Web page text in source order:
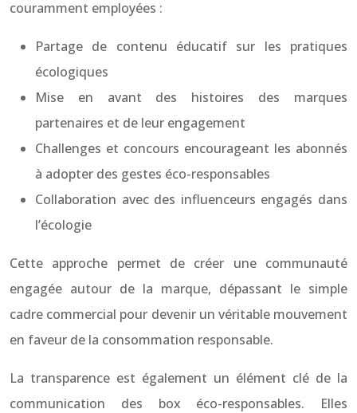
couramment employées :
Partage de contenu éducatif sur les pratiques
écologiques
Mise en avant des histoires des marques
partenaires et de leur engagement
Challenges et concours encourageant les abonnés
à adopter des gestes éco-responsables
Collaboration avec des influenceurs engagés dans
l’écologie
Cette approche permet de créer une communauté
engagée autour de la marque, dépassant le simple
cadre commercial pour devenir un véritable mouvement
en faveur de la consommation responsable.
La transparence est également un élément clé de la
communication des box éco-responsables. Elles